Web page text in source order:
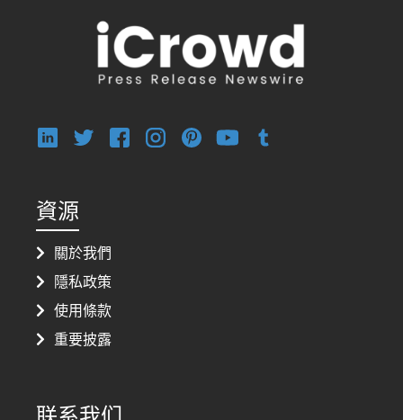
資源
關於我們
隱私政策
使用條款
重要披露